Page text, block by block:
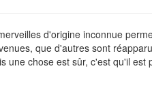
d'origine inconnue
que d'autres sont
une chose est sûr, c'est qu'il